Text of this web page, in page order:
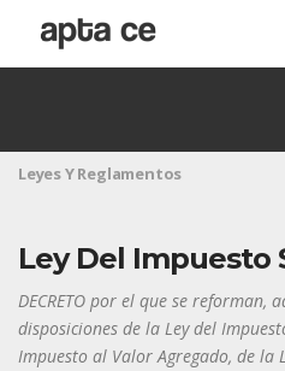
Leyes Y Reglamentos
Ley Del Impuesto
DECRETO por el que se reforman,
disposiciones de la Ley del
Impuesto al Valor Agregado, de la